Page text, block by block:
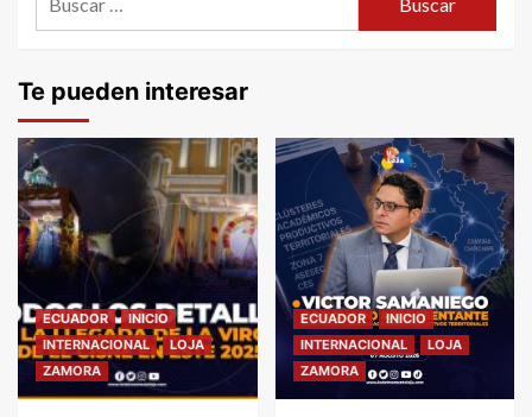
Te pueden interesar
ECUADOR
INICIO
INTERNACIONAL
LOJA
ZAMORA
ECUADOR
INICIO
INTERNACIONAL
LOJA
ZAMORA